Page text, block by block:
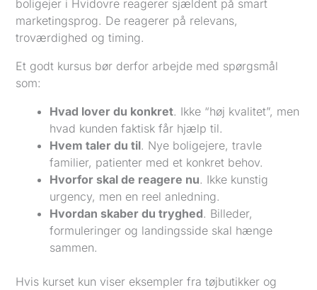
boligejer i Hvidovre reagerer sjældent på smart
marketingsprog. De reagerer på relevans,
troværdighed og timing.
Et godt kursus bør derfor arbejde med spørgsmål
som:
Hvad lover du konkret. Ikke “høj kvalitet”, men
hvad kunden faktisk får hjælp til.
Hvem taler du til. Nye boligejere, travle
familier, patienter med et konkret behov.
Hvorfor skal de reagere nu. Ikke kunstig
urgency, men en reel anledning.
Hvordan skaber du tryghed. Billeder,
formuleringer og landingsside skal hænge
sammen.
Hvis kurset kun viser eksempler fra tøjbutikker og